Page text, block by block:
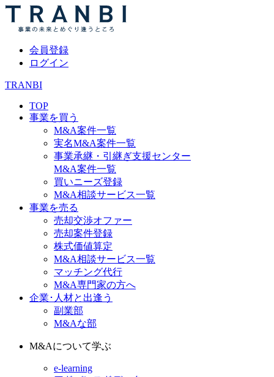
会員登録
ログイン
TRANBI
TOP
事業を買う
M&A案件一覧
実名M&A案件一覧
事業承継・引継ぎ支援センター
M&A案件一覧
買いニーズ登録
M&A相談サービス一覧
事業を売る
売却交渉オファー
売却案件登録
株式価値算定
M&A相談サービス一覧
マッチング代行
M&A専門家の方へ
企業･人材と出逢う
副業部
M&Aな部
M&Aについて学ぶ
e-learning